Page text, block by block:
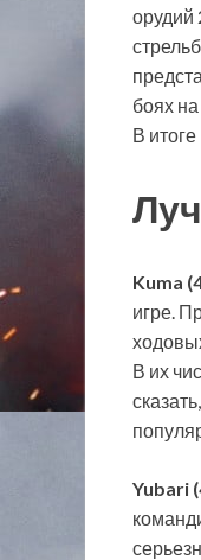
орудий
боях
В итоге
Kuma
игре.
В их
Yubari